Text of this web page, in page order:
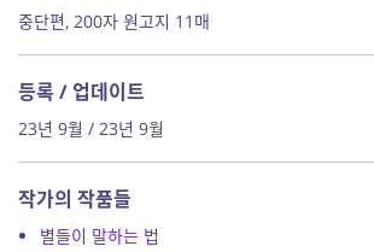
중단편, 200자 원고지 11매
등록 / 업데이트
23년 9월 / 23년 9월
작가의 작품들
별들이 말하는 법